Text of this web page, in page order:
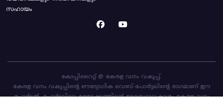
സഹായം
കോപ്പിറൈറ്റ് @ കേരള വനം വകുപ്പ്.
കേരള വനം വകുപ്പിന്റെ ഔദ്യോഗിക വെബ്-പോർട്ടലിന്റെ ഭാഗമാണ് ഈ
പോർട്ടൽ. പോർട്ടലിലെ ഉള്ളടക്കത്തിന്റെ ഉടമസ്ഥാവകാശം കേരള വനം